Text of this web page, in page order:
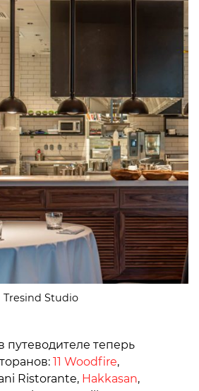
Tresind Studio
путеводителе теперь
11 Woodfire,
Ristorante, Hakkasan,